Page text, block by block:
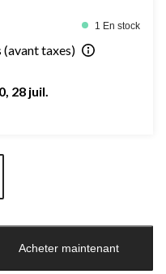
1 En stock
(avant taxes)
28 juil.
Acheter maintenant